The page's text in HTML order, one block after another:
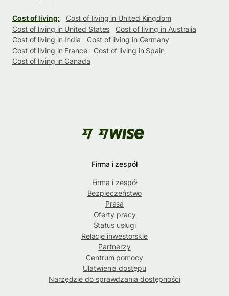
Cost of living:
Cost of living in United Kingdom
Cost of living in United States
Cost of living in Australia
Cost of living in India
Cost of living in Germany
Cost of living in France
Cost of living in Spain
Cost of living in Canada
Firma i zespół
Firma i zespół
Bezpieczeństwo
Prasa
Oferty pracy
Status usługi
Relacje inwestorskie
Partnerzy
Centrum pomocy
Ułatwienia dostępu
Narzędzie do sprawdzania dostępności